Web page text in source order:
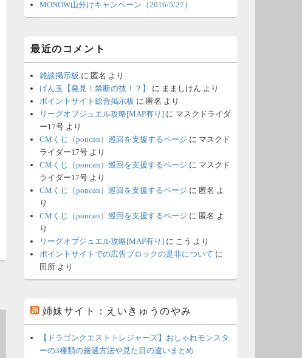
MONOW山分けキャンペーン（2016/5/27）
最近のコメント
雑談掲示板 に 匿名 より
げん玉【発見！禁断の技！？】
に まましけん より
ポイントサイト総合掲示板 に 匿名 より
リーグオブジュエル攻略[MAP有り] に マスクドライダ
ー17号 より
CMくじ（poncan）巡回を支援するページ に マスクド
ライダー17号 より
CMくじ（poncan）巡回を支援するページ に マスクド
ライダー17号 より
CMくじ（poncan）巡回を支援するページ に 匿名 よ
り
CMくじ（poncan）巡回を支援するページ に 匿名 よ
り
リーグオブジュエル攻略[MAP有り] に こう より
ポイントサイトでの広告ブロックの是非について に
田所 より
姉妹サイト：えいきゅうのやみ
【ドラゴンクエストトレジャーズ】おしゃれモンスタ
ーの3種類の厳選方法や見た目の違いまとめ